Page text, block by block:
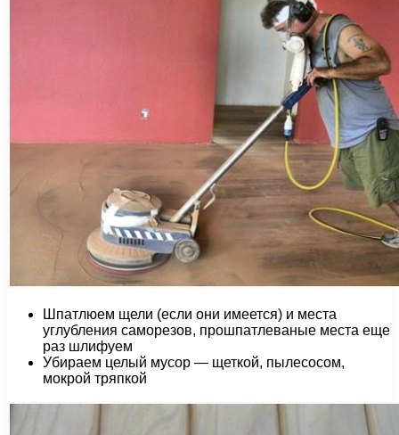
Шпатлюем щели (если они имеется) и места
углубления саморезов, прошпатлеваные места еще
раз шлифуем
Убираем целый мусор — щеткой, пылесосом,
мокрой тряпкой